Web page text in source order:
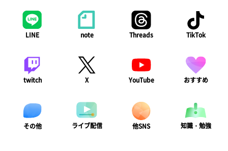
LINE note Threads TikTok
twitch X YouTube おすすめ
その他 ライブ配信 他SNS 知識・勉強